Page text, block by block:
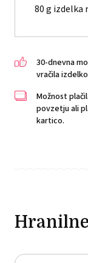
80 g izdelka
30-dnevna
vračila
Možnost
povzetju ali
kartico.